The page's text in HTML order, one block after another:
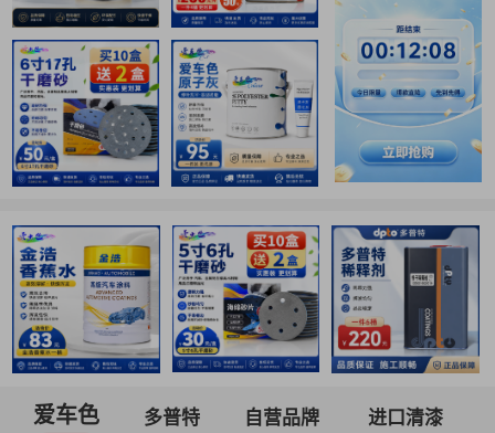
爱车色 多普特 自营品牌 进口清漆